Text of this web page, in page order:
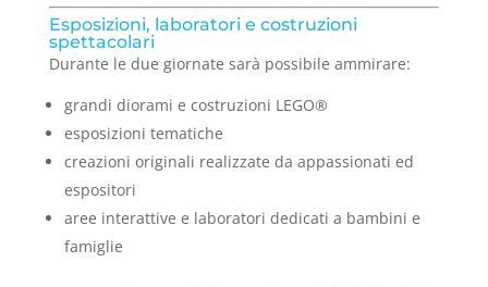
Esposizioni, laboratori e costruzioni
spettacolari
Durante le due giornate sarà possibile ammirare:
grandi diorami e costruzioni LEGO®
esposizioni tematiche
creazioni originali realizzate da appassionati ed
espositori
aree interattive e laboratori dedicati a bambini e
famiglie